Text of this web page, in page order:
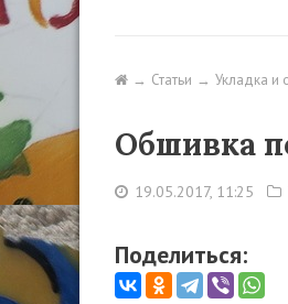
Статьи Укладка и
Обшивка
19.05.2017, 11:25
Поделиться: